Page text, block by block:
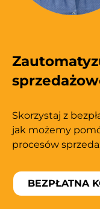
Skorzystaj z
jak możemy
procesów
BEZPŁATNA